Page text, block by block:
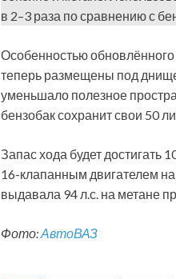
в 2–3 раза по сравнению с
Особенностью обновлённого
теперь размещены под
уменьшало полезное
бензобак сохранит свои 50
Запас хода будет достигать
16-клапанным двигателем
выдавала 94 л.с. на метане
Фото:АвтоВАЗ